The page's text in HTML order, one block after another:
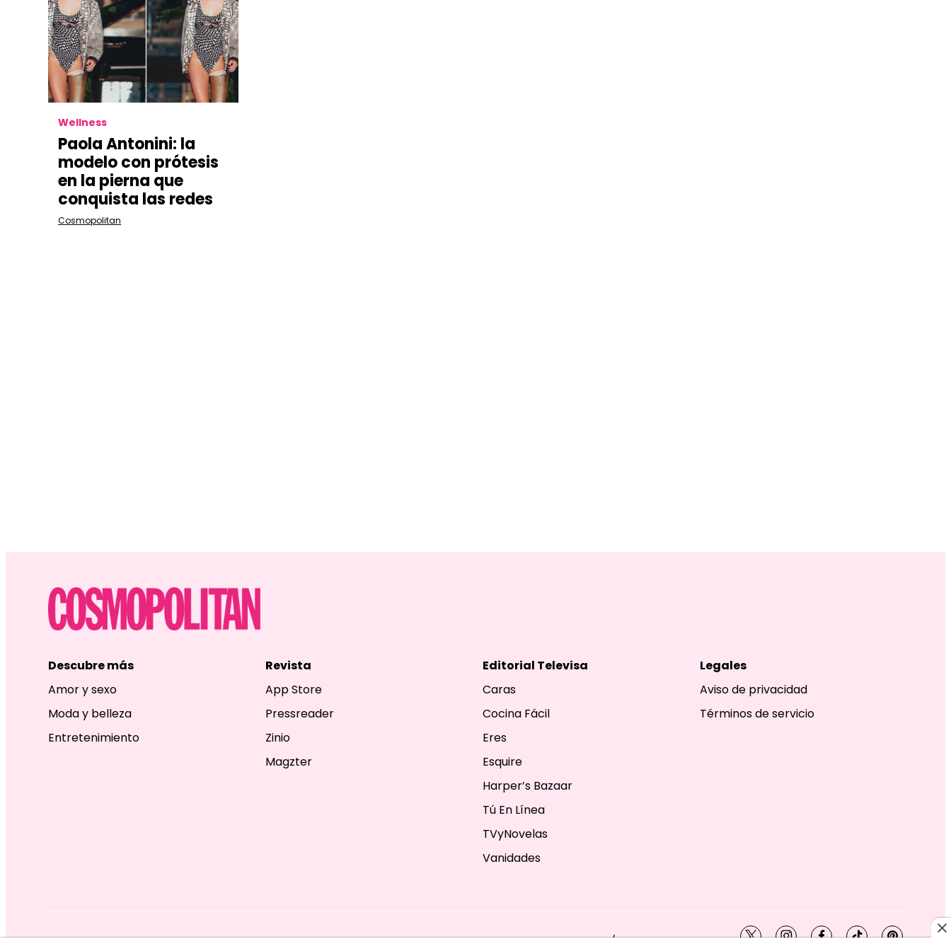
Wellness
Paola Antonini: la
modelo con prótesis
en la pierna que
conquista las redes
Cosmopolitan
Descubre más
Amor y sexo
Moda y belleza
Entretenimiento
Revista
App Store
Pressreader
Zinio
Magzter
Editorial Televisa
Caras
Cocina Fácil
Eres
Esquire
Harper’s Bazaar
Tú En Línea
TVyNovelas
Vanidades
Legales
Aviso de privacidad
Términos de servicio
EDITORIAL TELEVISA S.A. DE C.V. TODOS LOS DERECHOS RESERVADOS. TBG - EDITORIAL TELEVISA - LIFESTYLES - BEAUTY / FASHION twitterinstagramfacebook
tiktokpinterest